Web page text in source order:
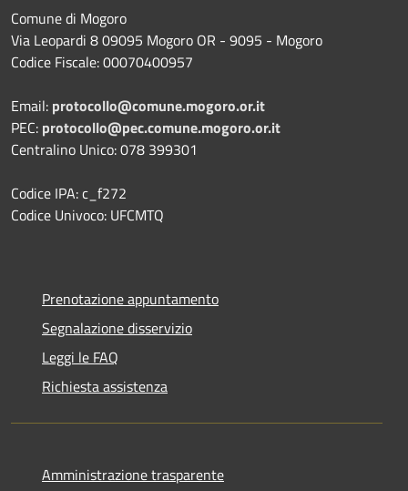
Comune di Mogoro
Via Leopardi 8 09095 Mogoro OR - 9095 - Mogoro
Codice Fiscale: 00070400957
Email: protocollo@comune.mogoro.or.it
PEC: protocollo@pec.comune.mogoro.or.it
Centralino Unico: 078 399301
Codice IPA: c_f272
Codice Univoco: UFCMTQ
Prenotazione appuntamento
Segnalazione disservizio
Leggi le FAQ
Richiesta assistenza
Amministrazione trasparente